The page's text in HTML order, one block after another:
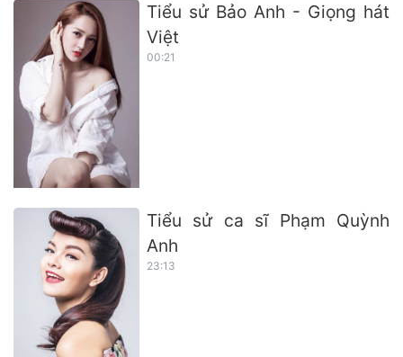
Tiểu sử Bảo Anh - Giọng hát
Việt
00:21
Tiểu sử ca sĩ Phạm Quỳnh
Anh
23:13